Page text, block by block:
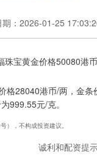
期：2026-01-25
28040港币/两，金条
999.55元/克。
，不构成投资建议。
诚利和配资提